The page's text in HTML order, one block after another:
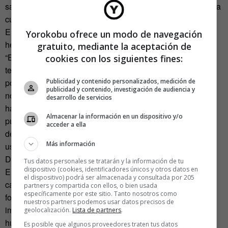
sabemos que el impacto del anuncio es importante, y que la
curiosidad humana mueve montañas”.
El impacto por encima de la resolución del teaser. De
hecho, Solana no está seguro de poder hablar de tal cosa:
“En realidad no es una campaña teaser al uso. Ni siquiera
tengo muy claro que sea teaser. Es una gran apuesta
porque estamos diciendo que si ves el spot en televisión, y
no sientes curiosidad como para ir a internet, preguntar o
hacer click en un banner posteriormente, el proceso
publicitario no se producirá. No habrá resolución. Partimos
de la base que el público de Atrápalo es joven, curioso y
usuario habitual de internet, y que la estrategia funcionará.
De momento los resultados nos dan la razón”.
En cuanto a la inspiración para la creatividad de la
campaña, Solana se refiere al cine de ciencia ficción como
forjador durante años de ese concepto que subyace en el
imaginario colectivo: el la manipulación de la mente
humana para instaurar recuerdos o vidas. “Hay al menos
Yorokobu ofrece un modo de navegación
gratuito, mediante la aceptación de
cookies con los siguientes fines:
Publicidad y contenido personalizados, medición de
publicidad y contenido, investigación de audiencia y
desarrollo de servicios
Almacenar la información en un dispositivo y/o
acceder a ella
Más información
Tus datos personales se tratarán y la información de tu
dispositivo (cookies, identificadores únicos y otros datos en
el dispositivo) podrá ser almacenada y consultada por 205
partners y compartida con ellos, o bien usada
específicamente por este sitio. Tanto nosotros como
nuestros partners podemos usar datos precisos de
geolocalización. Lista de partners.
Es posible que algunos proveedores traten tus datos